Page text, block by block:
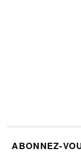
ABONNEZ-